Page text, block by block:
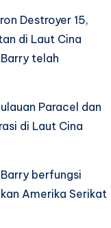
Destroyer 15,
di Laut Cina
telah
Paracel dan
di Laut Cina
berfungsi
Amerika Serikat